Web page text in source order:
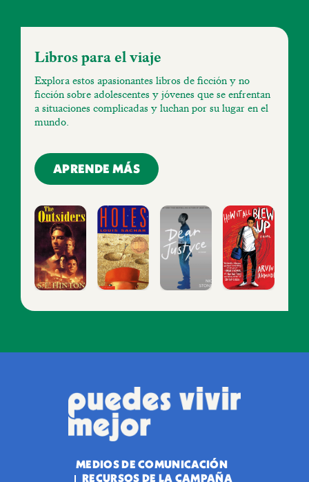
Libros para el viaje
Explora estos apasionantes libros de ficción y no
ficción sobre adolescentes y jóvenes que se enfrentan
a situaciones complicadas y luchan por su lugar en el
mundo.
APRENDE MÁS
MEDIOS DE COMUNICACIÓN
RECURSOS DE LA CAMPAÑA